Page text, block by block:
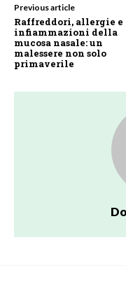
Previous article
Raffreddori, allergie e
infiammazioni della
mucosa nasale: un
malessere non solo
primaverile